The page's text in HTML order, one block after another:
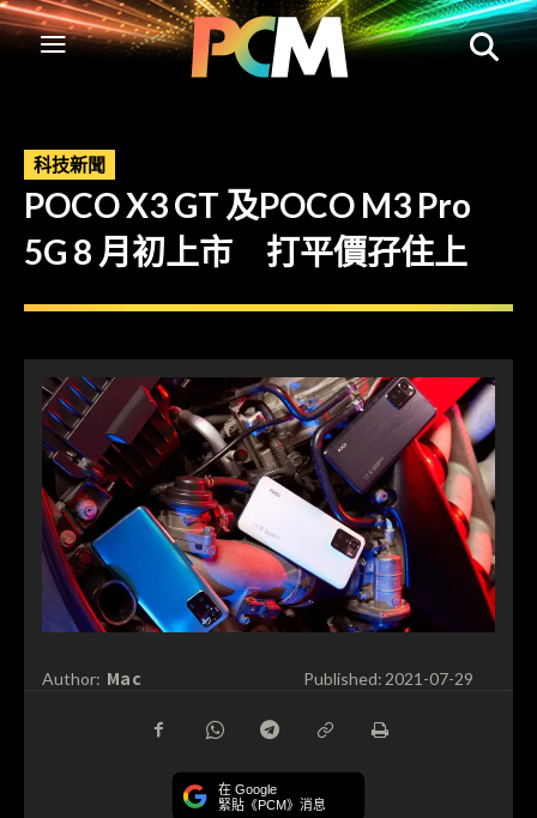
科技新聞
POCO X3 GT 及POCO M3 Pro
5G 8 月初上市 打平價孖住上
Author: Mac Published: 2021-07-29
在 Google
緊貼《PCM》消息